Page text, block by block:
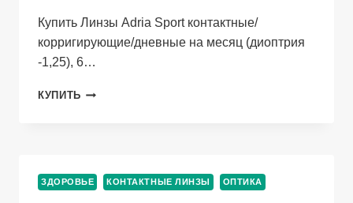
Купить Линзы Adria Sport контактные/
корригирующие/дневные на месяц (диоптрия
-1,25), 6…
КУПИТЬ ЛИНЗЫ
ДНЕВНЫЕ
НА
ЗДОРОВЬЕ КОНТАКТНЫЕ ЛИНЗЫ ОПТИКА